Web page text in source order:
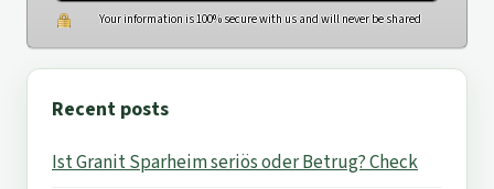
Your information is 100% secure with us and will never be shared
Recent posts
Ist Granit Sparheim seriös oder Betrug? Check